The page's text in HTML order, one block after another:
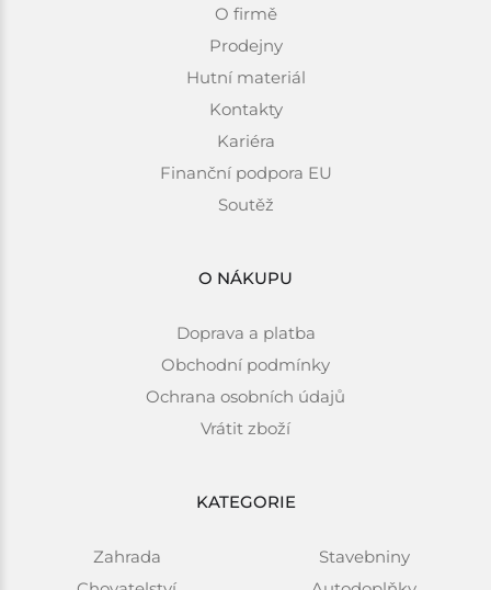
O firmě
Prodejny
Hutní materiál
Kontakty
Kariéra
Finanční podpora EU
Soutěž
O NÁKUPU
Doprava a platba
Obchodní podmínky
Ochrana osobních údajů
Vrátit zboží
KATEGORIE
Zahrada
Stavebniny